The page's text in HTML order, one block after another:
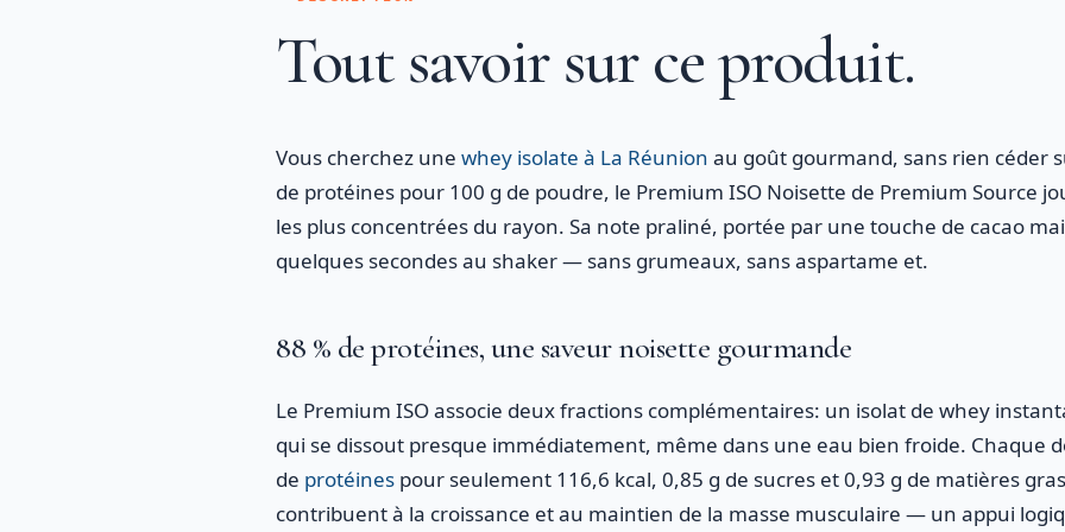
Tout savoir sur ce produit.
Vous cherchez une whey isolate à La Réunion au goût gourmand, sans rien céder
de protéines pour 100 g de poudre, le Premium ISO Noisette de Premium Source
les plus concentrées du rayon. Sa note praliné, portée par une touche de cacao
quelques secondes au shaker — sans grumeaux, sans aspartame et.
88 % de protéines, une saveur noisette gourmande
Le Premium ISO associe deux fractions complémentaires: un isolat de whey
qui se dissout presque immédiatement, même dans une eau bien froide. Chaque
de protéines pour seulement 116,6 kcal, 0,85 g de sucres et 0,93 g de matières
contribuent à la croissance et au maintien de la masse musculaire — un appui